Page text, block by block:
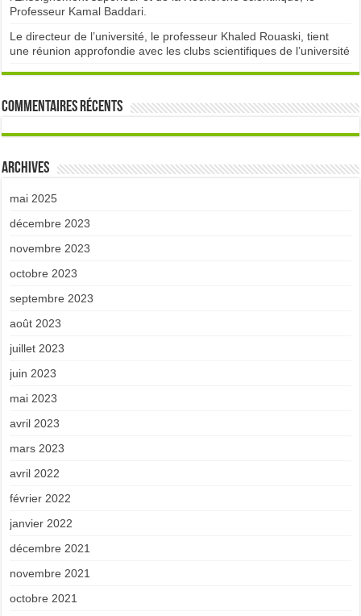
Professeur Kamal Baddari.
Le directeur de l’université, le professeur Khaled Rouaski, tient
une réunion approfondie avec les clubs scientifiques de l’université
Commentaires récents
Archives
mai 2025
décembre 2023
novembre 2023
octobre 2023
septembre 2023
août 2023
juillet 2023
juin 2023
mai 2023
avril 2023
mars 2023
avril 2022
février 2022
janvier 2022
décembre 2021
novembre 2021
octobre 2021